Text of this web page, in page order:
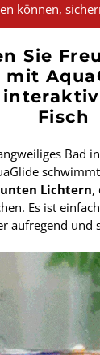
können,
Sie
mit
Fisch
Bad
Lichtern,
Es ist
aufregend und